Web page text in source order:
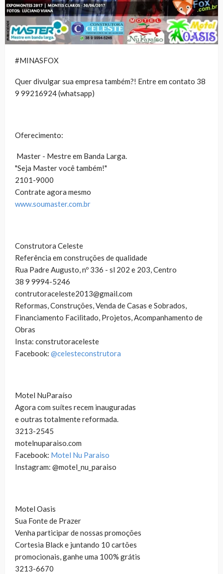
#MINASFOX
Quer divulgar sua empresa também?! Entre em contato 38
9 99216924 (whatsapp)
Oferecimento:
Master - Mestre em Banda Larga.
"Seja Master você também!"
2101-9000
Contrate agora mesmo
www.soumaster.com.br
Construtora Celeste
Referência em construções de qualidade
Rua Padre Augusto, nº 336 - sl 202 e 203, Centro
38 9 9994-5246
contrutoraceleste2013@gmail.com
Reformas, Construções, Venda de Casas e Sobrados,
Financiamento Facilitado, Projetos, Acompanhamento de
Obras
Insta: construtoraceleste
Facebook: @celesteconstrutora
Motel NuParaíso
Agora com suítes recem inauguradas
e outras totalmente reformada.
3213-2545
motelnuparaiso.com
Facebook: Motel Nu Paraiso
Instagram: @motel_nu_paraiso
Motel Oasis
Sua Fonte de Prazer
Venha participar de nossas promoções
Cortesia Black e juntando 10 cartões
promocionais, ganhe uma 100% grátis
3213-6670